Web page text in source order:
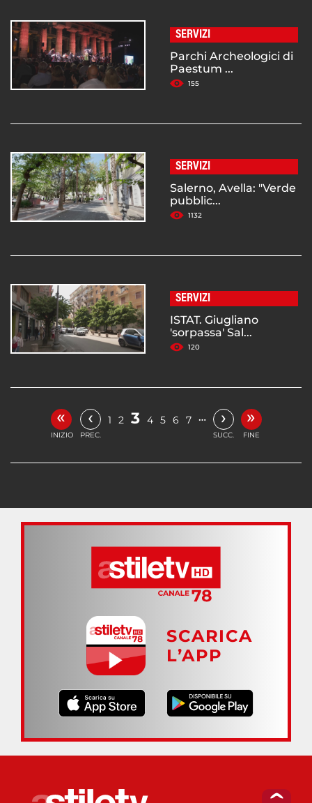
SERVIZI
Parchi Archeologici di
Paestum ...
155
SERVIZI
Salerno, Avella: "Verde
pubblic...
1132
SERVIZI
ISTAT. Giugliano
'sorpassa' Sal...
120
«
INIZIO
‹
PREC.
1 2 3 4 5 6 7 … ›
SUCC.
»
FINE
SCARICA
L’APP